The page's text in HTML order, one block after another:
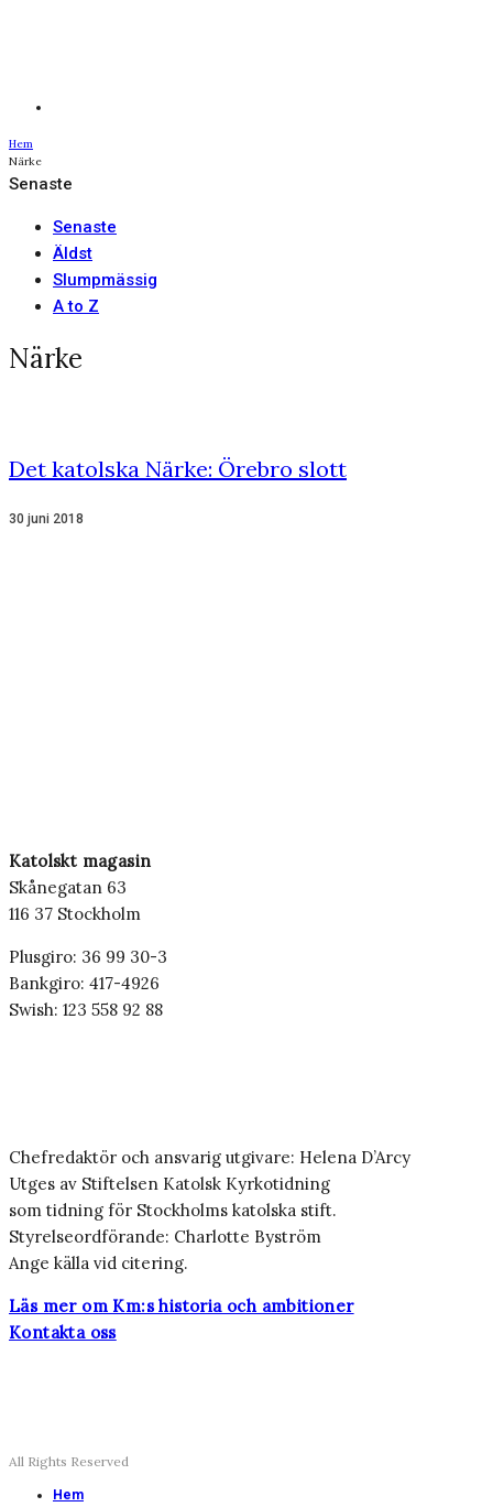
Hem
Närke
Senaste
Senaste
Äldst
Slumpmässig
A to Z
Närke
Det katolska Närke: Örebro slott
30 juni 2018
Katolskt magasin
Skånegatan 63
116 37 Stockholm
Plusgiro: 36 99 30-3
Bankgiro: 417-4926
Swish: 123 558 92 88
Chefredaktör och ansvarig utgivare: Helena D’Arcy
Utges av Stiftelsen Katolsk Kyrkotidning
som tidning för Stockholms katolska stift.
Styrelseordförande: Charlotte Byström
Ange källa vid citering.
Läs mer om Km:s historia och ambitioner
Kontakta oss
All Rights Reserved
Hem